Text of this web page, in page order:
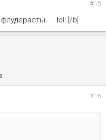
#15
:lol: [/b]
#16